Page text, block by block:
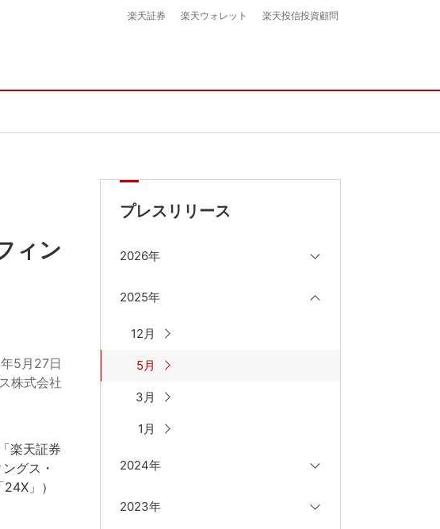
楽天証券 楽天ウォレット 楽天投信投資顧問
ィン
5月27日
株式会社
楽天証券
グス・
」）
プレスリリース
2026年
2025年
12月
5月
3月
1月
2024年
2023年